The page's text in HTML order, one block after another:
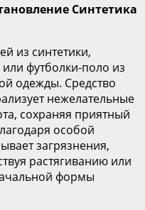
Синтетика
из синтетики,
футболки-поло из
одежды. Средство
нежелательные
сохраняя приятный
особой
загрязнения,
растягиванию или
формы